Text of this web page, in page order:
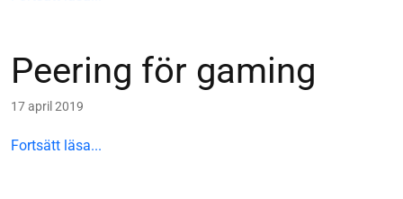
Peering för gaming
17 april 2019
Fortsätt läsa...